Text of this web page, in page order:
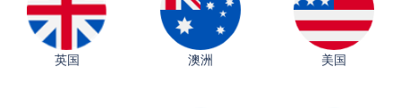
英国 澳洲 美国